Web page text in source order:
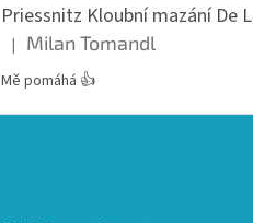
Hodnocení produktu je 5 z 5 hvězdiček.
| Milan Tomandl
Mě pomáhá 👍